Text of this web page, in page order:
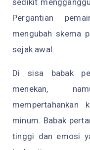
sedikit
Pergantian
mengubah skema
sejak awal.
Di sisa babak
menekan,
mempertahankan
minum. Babak
tinggi dan emosi